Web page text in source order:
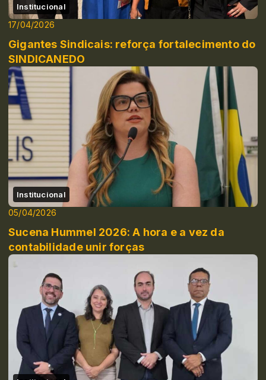
Institucional
17/04/2026
Gigantes Sindicais: reforça fortalecimento do
SINDICANEDO
Institucional
05/04/2026
Sucena Hummel 2026: A hora e a vez da
contabilidade unir forças